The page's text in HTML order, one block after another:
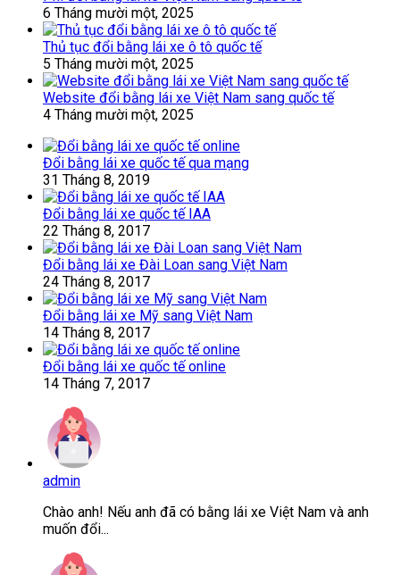
6 Tháng mười một, 2025
Thủ tục đổi bằng lái xe ô tô quốc tế
5 Tháng mười một, 2025
Website đổi bằng lái xe Việt Nam sang quốc tế
4 Tháng mười một, 2025
Đổi bằng lái xe quốc tế qua mạng
31 Tháng 8, 2019
Đổi bằng lái xe quốc tế IAA
22 Tháng 8, 2017
Đổi bằng lái xe Đài Loan sang Việt Nam
24 Tháng 8, 2017
Đổi bằng lái xe Mỹ sang Việt Nam
14 Tháng 8, 2017
Đổi bằng lái xe quốc tế online
14 Tháng 7, 2017
admin
Chào anh! Nếu anh đã có bằng lái xe Việt Nam và anh
muốn đổi...